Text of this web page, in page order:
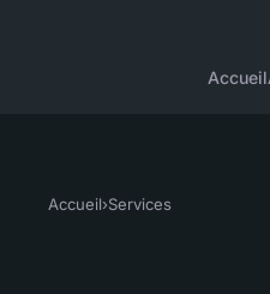
Accueil
Accueil›Services